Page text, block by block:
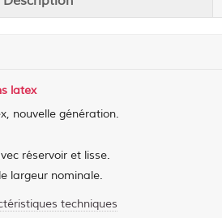
latex
nouvelle génération.
réservoir et lisse.
largeur nominale.
techniques